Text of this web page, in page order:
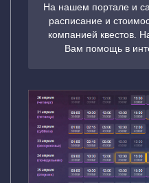
На нашем портале и
расписание и
компанией квестов.
Вам помощь в